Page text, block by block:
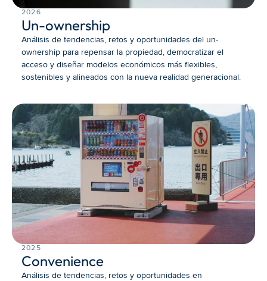
2026
Un-ownership
Análisis de tendencias, retos y oportunidades del un-
ownership para repensar la propiedad, democratizar el
acceso y diseñar modelos económicos más flexibles,
sostenibles y alineados con la nueva realidad generacional.
2025
Convenience
Análisis de tendencias, retos y oportunidades en